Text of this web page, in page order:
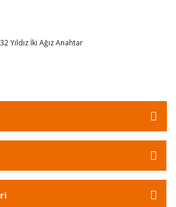
Yıldız İki Ağız Anahtar